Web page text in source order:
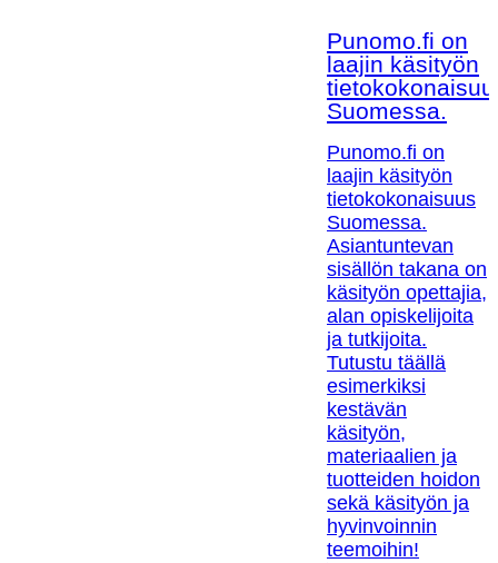
Punomo.fi on
laajin käsityön
Suomessa.
Punomo.fi on
laajin käsityön
tietokokonaisuus
Suomessa.
Asiantuntevan
sisällön takana on
käsityön opettajia,
alan opiskelijoita
ja tutkijoita.
Tutustu täällä
esimerkiksi
kestävän
käsityön,
materiaalien ja
tuotteiden hoidon
sekä käsityön ja
hyvinvoinnin
teemoihin!